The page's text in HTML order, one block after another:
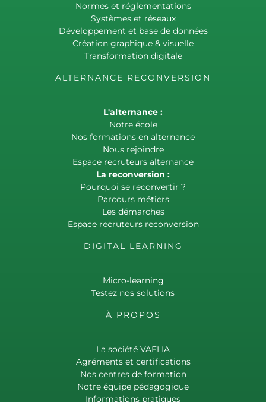
Normes et réglementations
Systèmes et réseaux
Développement et base de données
Création graphique & visuelle
Transformation digitale
ALTERNANCE RECONVERSION
L'alternance :
Notre école
Nos formations en alternance
Nous rejoindre
Espace recruteurs alternance
La reconversion :
Pourquoi se reconvertir ?
Parcours métiers
Les démarches
Espace recruteurs reconversion
DIGITAL LEARNING
Micro-learning
Testez nos solutions
À PROPOS
La société VAELIA
Agréments et certifications
Nos centres de formation
Notre équipe pédagogique
Informations pratiques